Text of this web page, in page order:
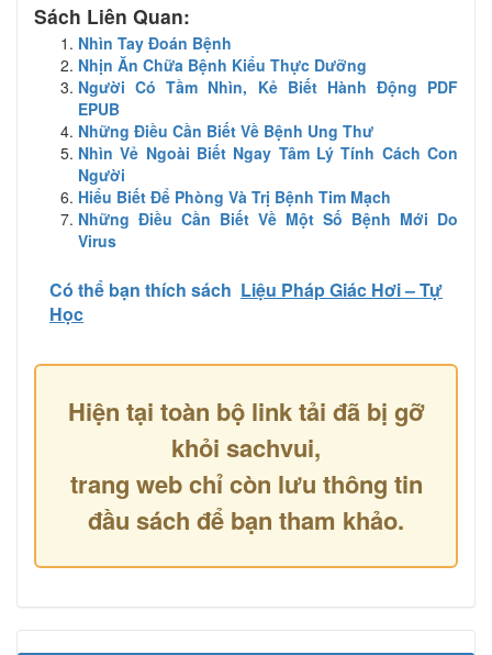
Sách Liên Quan:
Nhìn Tay Đoán Bệnh
Nhịn Ăn Chữa Bệnh Kiểu Thực Dưỡng
Người Có Tầm Nhìn, Kẻ Biết Hành Động PDF
EPUB
Những Điều Cần Biết Về Bệnh Ung Thư
Nhìn Vẻ Ngoài Biết Ngay Tâm Lý Tính Cách Con
Người
Hiểu Biết Để Phòng Và Trị Bệnh Tim Mạch
Những Điều Cần Biết Về Một Số Bệnh Mới Do
Virus
Có thể bạn thích sách Liệu Pháp Giác Hơi – Tự
Học
Hiện tại toàn bộ link tải đã bị gỡ
khỏi sachvui,
trang web chỉ còn lưu thông tin
đầu sách để bạn tham khảo.